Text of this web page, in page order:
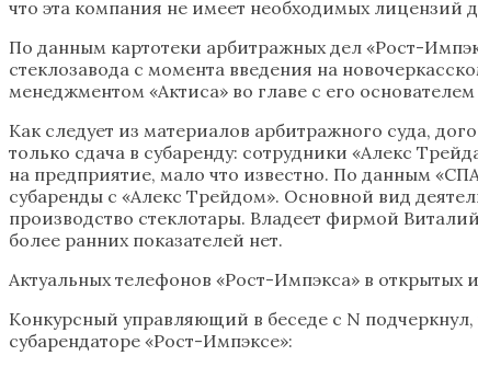
что эта компания не имеет необходимых лицензий
По данным картотеки арбитражных дел «Рост-
стеклозавода с момента введения на
менеджментом «Актиса» во главе с его
Как следует из материалов арбитражного суда,
только сдача в субаренду: сотрудники «Алекс
на предприятие, мало что известно. По данным
субаренды с «Алекс Трейдом». Основной вид
производство стеклотары. Владеет фирмой
более ранних показателей нет.
Актуальных телефонов «Рост-Импэкса» в открытых
Конкурсный управляющий в беседе с N подчеркнул,
субарендаторе «Рост-Импэксе»: